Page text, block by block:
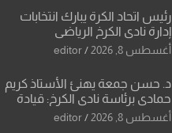
رئيس اتحاد الكرة يبارك انتخابات
إدارة نادي الكرخ الرياضي
أغسطس 8, 2026 editor
د. حسن جمعة يهنئ الأستاذ كريم
حمادي برئاسة نادي الكرخ: قيادة
استثنائية ونقلة نوعية في الرياضة
أغسطس 8, 2026 editor